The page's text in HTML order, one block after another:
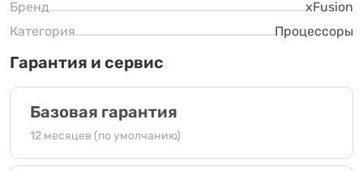
Бренд
xFusion
Категория
Процессоры
Гарантия и сервис
Базовая гарантия
12 месяцев (по умолчанию)